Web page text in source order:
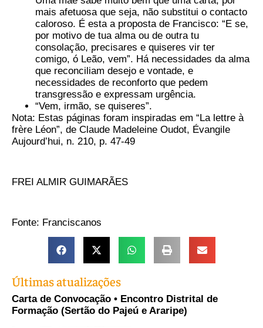
mais afetuosa que seja, não substitui o contacto
caloroso. É esta a proposta de Francisco: “E se,
por motivo de tua alma ou de outra tu
consolação, precisares e quiseres vir ter
comigo, ó Leão, vem”. Há necessidades da alma
que reconciliam desejo e vontade, e
necessidades de reconforto que pedem
transgressão e expressam urgência.
“Vem, irmão, se quiseres”.
Nota: Estas páginas foram inspiradas em “La lettre à
frère Léon”, de Claude Madeleine Oudot, Évangile
Aujourd’hui, n. 210, p. 47-49
FREI ALMIR GUIMARÃES
Fonte: Franciscanos
Últimas atualizações
Carta de Convocação • Encontro Distrital de
Formação (Sertão do Pajeú e Araripe)